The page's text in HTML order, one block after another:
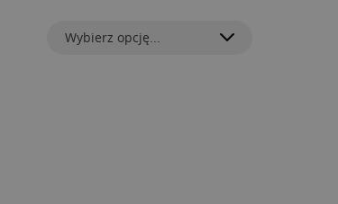
Wybierz opcję...